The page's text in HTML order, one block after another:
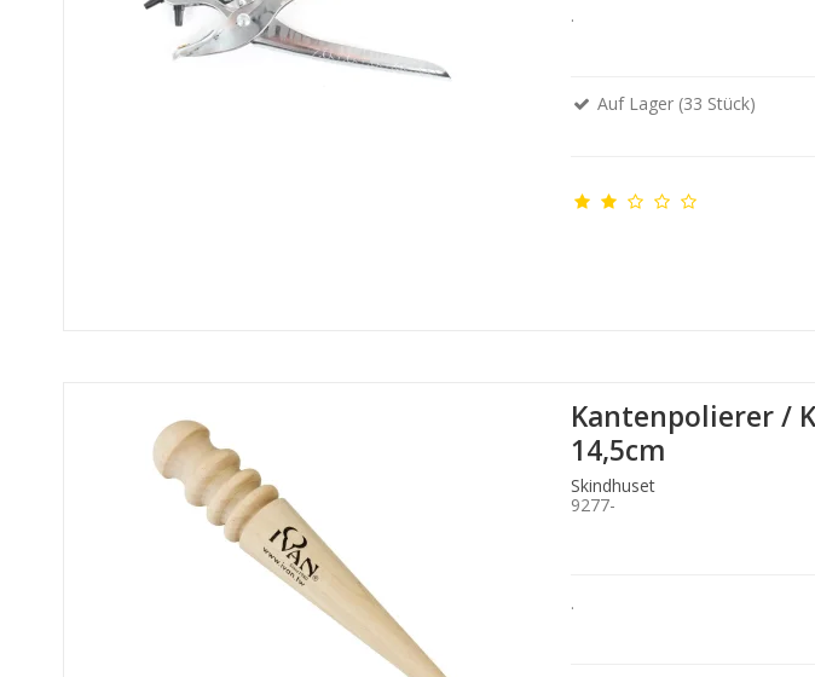
.
Auf Lager (33 Stück)
Kantenpolierer /
14,5cm
Skindhuset
9277-
.